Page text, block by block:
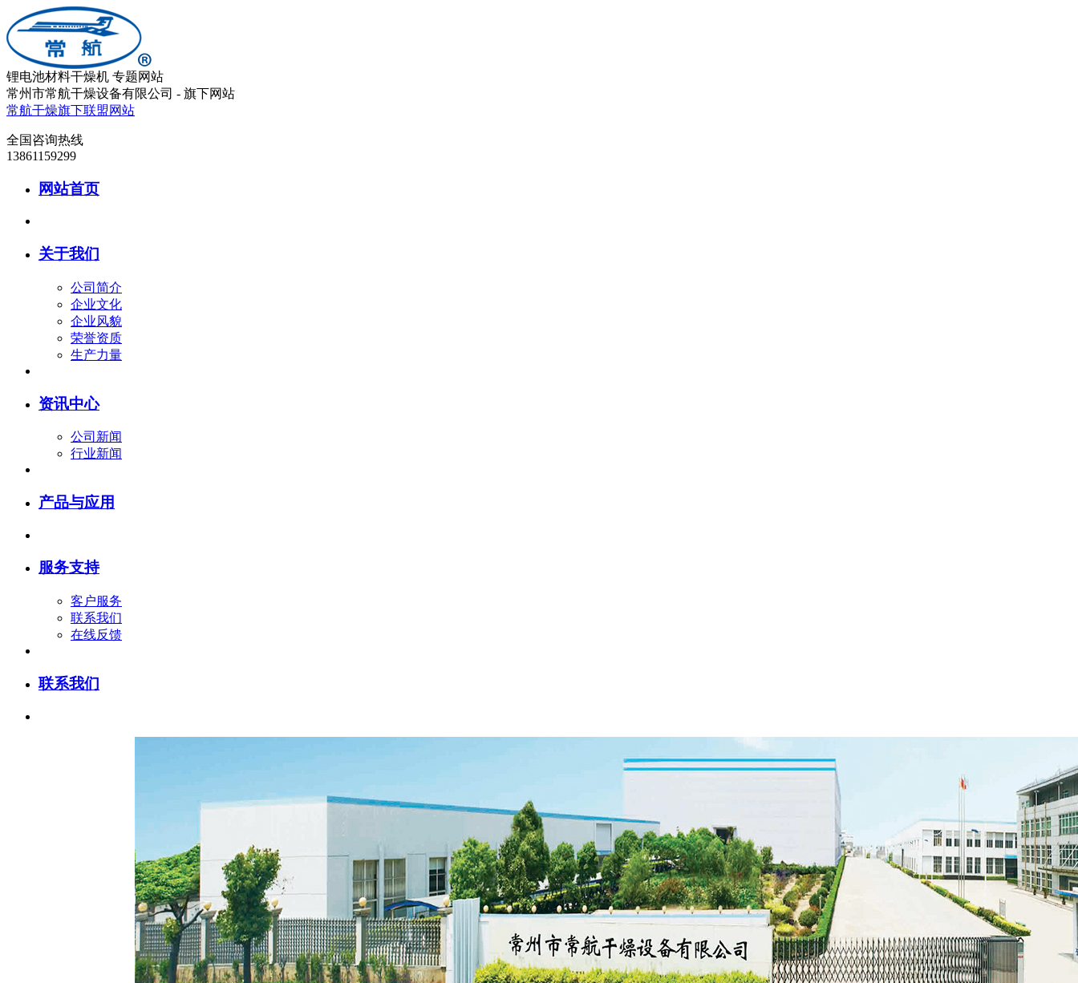
锂电池材料干燥机 专题网站
常州市常航干燥设备有限公司­­­­­­­­­­ - 旗下网站
常航干燥旗下联盟网站
全国咨询热线
13861159299
网站首页
关于我们
公司简介
企业文化
企业风貌
荣誉资质
生产力量
资讯中心
公司新闻
行业新闻
产品与应用
服务支持
客户服务
联系我们
在线反馈
联系我们